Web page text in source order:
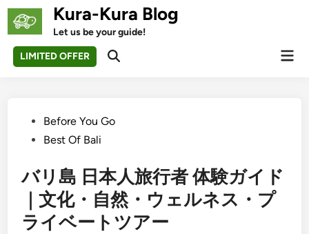
Skip
Kura-Kura Blog
Let us be your guide!
LIMITED OFFER
Open
PostedBefore You Go
Best Of Bali
バリ島 日本人旅行者 体験ガイド
｜文化・自然・ウェルネス・プ
ライベートツアー